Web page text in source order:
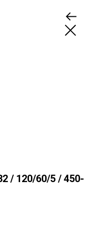
/ 120/60/5 / 450-